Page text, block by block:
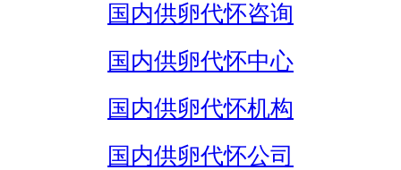
国内供卵代怀咨询
国内供卵代怀中心
国内供卵代怀机构
国内供卵代怀公司